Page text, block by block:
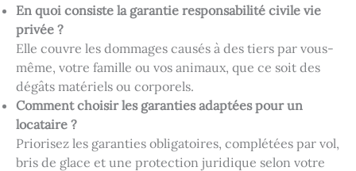
En quoi consiste la garantie responsabilité civile vie
privée ?
Elle couvre les dommages causés à des tiers par vous-
même, votre famille ou vos animaux, que ce soit des
dégâts matériels ou corporels.
Comment choisir les garanties adaptées pour un
locataire ?
Priorisez les garanties obligatoires, complétées par vol,
bris de glace et une protection juridique selon votre